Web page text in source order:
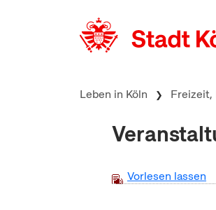
Leben in Köln Freizeit,
Vorlesen lassen